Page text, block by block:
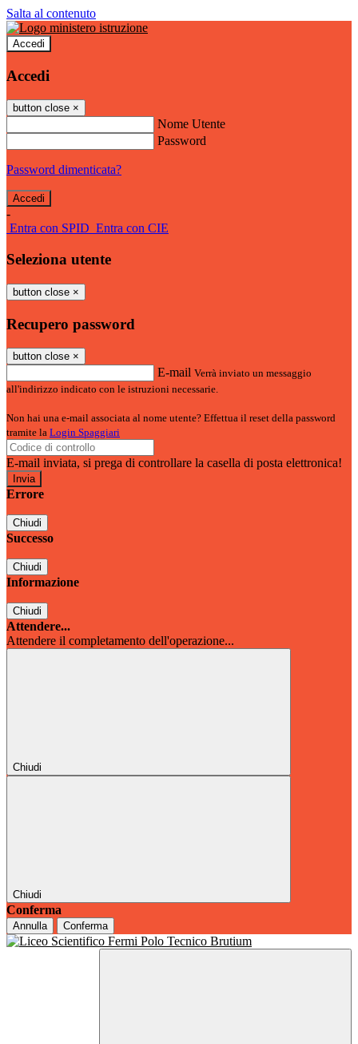
Salta al contenuto
Accedi
Accedi
button close ×
Nome Utente
Password
Password dimenticata?
-
Entra con SPID Entra con CIE
Seleziona utente
button close ×
Recupero password
button close ×
E-mail Verrà inviato un messaggio
all'indirizzo indicato con le istruzioni necessarie.
Non hai una e-mail associata al nome utente? Effettua il reset della password
tramite la Login Spaggiari
E-mail inviata, si prega di controllare la casella di posta elettronica!
Errore
Chiudi
Successo
Chiudi
Informazione
Chiudi
Attendere...
Attendere il completamento dell'operazione...
Chiudi
Chiudi
Conferma
Annulla Conferma